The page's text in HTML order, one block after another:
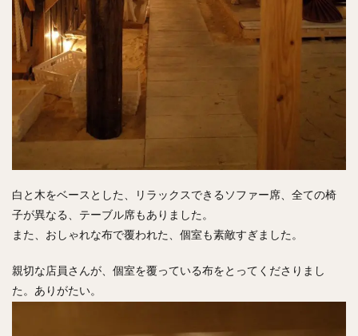
白と木をベースとした、リラックスできるソファー席、全ての椅
子が異なる、テーブル席もありました。
また、おしゃれな布で覆われた、個室も素敵すぎました。
親切な店員さんが、個室を覆っている布をとってくださりまし
た。ありがたい。